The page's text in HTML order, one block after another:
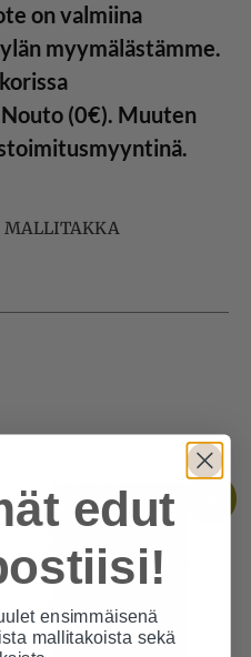
on valmiina
myymälästämme.
(0€). Muuten
edut
ensimmäisenä
mallitakoista sekä